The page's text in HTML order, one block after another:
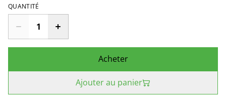
QUANTITÉ
Acheter
Ajouter au panier